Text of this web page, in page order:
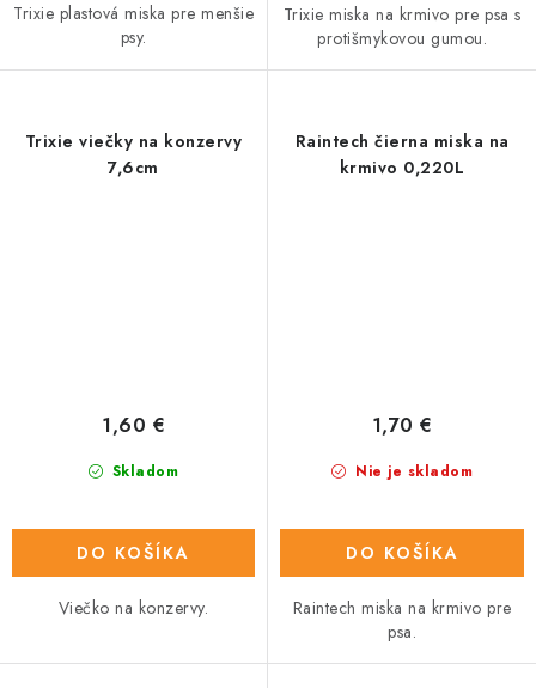
Trixie plastová miska pre menšie
psy.
Trixie miska na krmivo pre psa s
protišmykovou gumou.
Trixie viečky na konzervy
7,6cm
Skladom
1,60 €
DO KOŠÍKA
Viečko na konzervy.
Raintech čierna miska na
krmivo 0,220L
Nie je skladom
1,70 €
DO KOŠÍKA
Raintech miska na krmivo pre
psa.